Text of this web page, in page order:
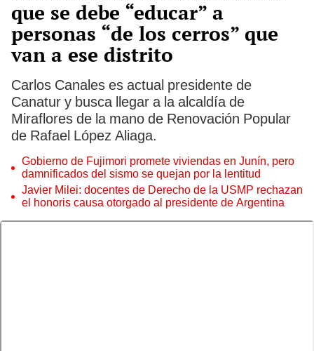
que se debe “educar” a
personas “de los cerros” que
van a ese distrito
Carlos Canales es actual presidente de
Canatur y busca llegar a la alcaldía de
Miraflores de la mano de Renovación Popular
de Rafael López Aliaga.
Gobierno de Fujimori promete viviendas en Junín, pero
damnificados del sismo se quejan por la lentitud
Javier Milei: docentes de Derecho de la USMP rechazan
el honoris causa otorgado al presidente de Argentina